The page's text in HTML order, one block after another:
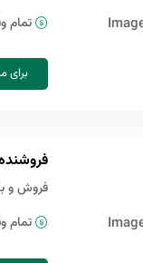
تمام
برای
فروش و
تمام